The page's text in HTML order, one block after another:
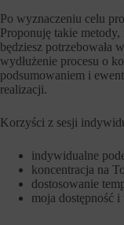
Po wyznaczeniu celu
Proponuję takie
będziesz potrzebowała
wydłużenie procesu o
podsumowaniem i
realizacji.
Korzyści z sesji
indywidualne
koncentracja na
dostosowanie
moja dostępność